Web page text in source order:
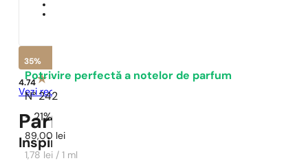
Potrivire perfectă a notelor de parfum
N° 242
- 21%
89,00 lei
1,78 lei / 1 ml
35%
4.74
Vezi recenziile
Parfumuri Pariziene Elixir N°
Inspirat